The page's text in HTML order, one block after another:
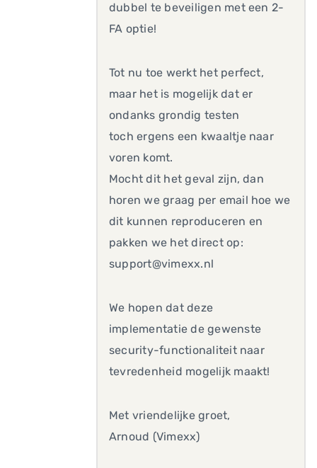
dubbel te beveiligen met een 2-
FA optie!
Tot nu toe werkt het perfect,
maar het is mogelijk dat er
ondanks grondig testen
toch ergens een kwaaltje naar
voren komt.
Mocht dit het geval zijn, dan
horen we graag per email hoe we
dit kunnen reproduceren en
pakken we het direct op:
support@vimexx.nl
We hopen dat deze
implementatie de gewenste
security-functionaliteit naar
tevredenheid mogelijk maakt!
Met vriendelijke groet,
Arnoud (Vimexx)